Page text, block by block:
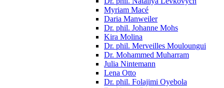
Myriam Macé
Daria Manweiler
Dr. phil. Johanne Mohs
Kira Molina
Dr. phil. Merveilles Mouloungui
Dr. Mohammed Muharram
Julia Nintemann
Lena Otto
Dr. phil. Folajimi Oyebola